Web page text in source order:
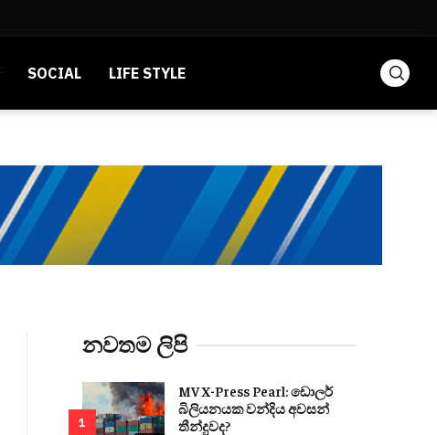
SOCIAL LIFE STYLE
නවතම ලිපි
1
MV X-Press Pearl: ඩොලර්
බිලියනයක වන්දිය අවසන්
තීන්දුවද?